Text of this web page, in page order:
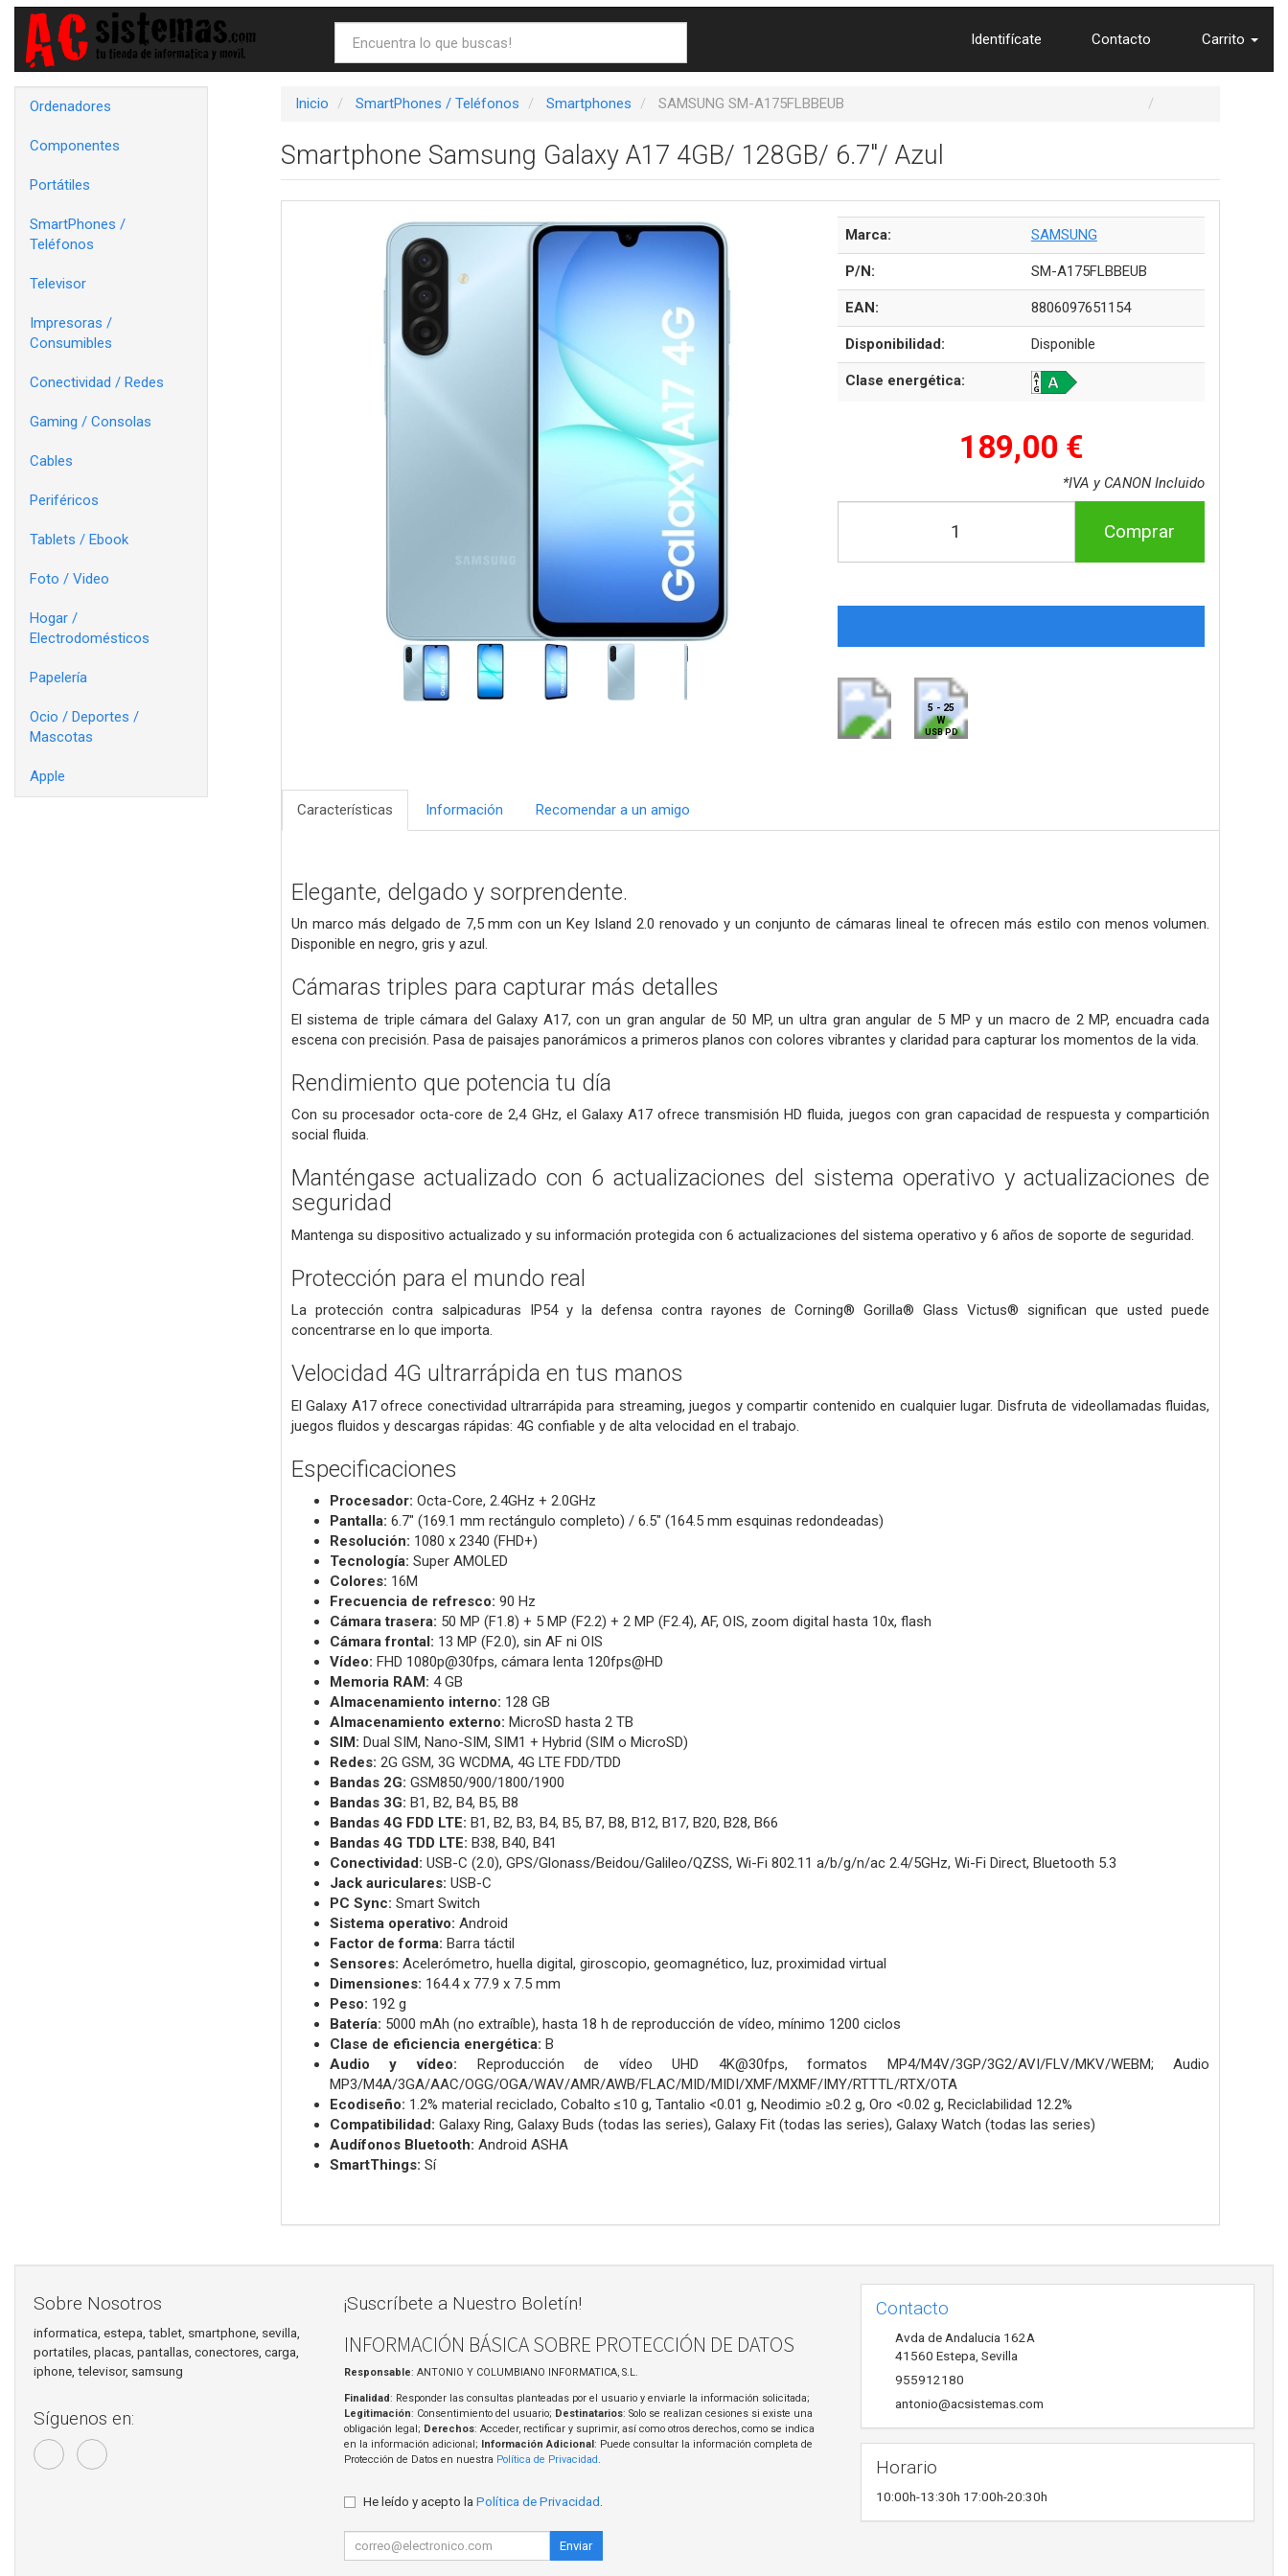
Identifícate Contacto Carrito
Ordenadores
Componentes
Portátiles
SmartPhones /
Teléfonos
Televisor
Impresoras /
Consumibles
Conectividad / Redes
Gaming / Consolas
Cables
Periféricos
Tablets / Ebook
Foto / Video
Hogar /
Electrodomésticos
Papelería
Ocio / Deportes /
Mascotas
Apple
Inicio SmartPhones / Teléfonos Smartphones SAMSUNG SM-A175FLBBEUB
Smartphone Samsung Galaxy A17 4GB/ 128GB/ 6.7"/ Azul
Marca: SAMSUNG
P/N: SM-A175FLBBEUB
EAN: 8806097651154
Disponibilidad: Disponible
Clase energética:
189,00 €
*IVA y CANON Incluido
Comprar
5 - 25
W
USB PD
Características Información Recomendar a un amigo
Elegante, delgado y sorprendente.
Un marco más delgado de 7,5 mm con un Key Island 2.0 renovado y un conjunto de cámaras lineal te ofrecen más estilo con menos volumen.
Disponible en negro, gris y azul.
Cámaras triples para capturar más detalles
El sistema de triple cámara del Galaxy A17, con un gran angular de 50 MP, un ultra gran angular de 5 MP y un macro de 2 MP, encuadra cada
escena con precisión. Pasa de paisajes panorámicos a primeros planos con colores vibrantes y claridad para capturar los momentos de la vida.
Rendimiento que potencia tu día
Con su procesador octa-core de 2,4 GHz, el Galaxy A17 ofrece transmisión HD fluida, juegos con gran capacidad de respuesta y compartición
social fluida.
Manténgase actualizado con 6 actualizaciones del sistema operativo y actualizaciones de
seguridad
Mantenga su dispositivo actualizado y su información protegida con 6 actualizaciones del sistema operativo y 6 años de soporte de seguridad.
Protección para el mundo real
La protección contra salpicaduras IP54 y la defensa contra rayones de Corning® Gorilla® Glass Victus® significan que usted puede
concentrarse en lo que importa.
Velocidad 4G ultrarrápida en tus manos
El Galaxy A17 ofrece conectividad ultrarrápida para streaming, juegos y compartir contenido en cualquier lugar. Disfruta de videollamadas fluidas,
juegos fluidos y descargas rápidas: 4G confiable y de alta velocidad en el trabajo.
Especificaciones
Procesador: Octa-Core, 2.4GHz + 2.0GHz
Pantalla: 6.7" (169.1 mm rectángulo completo) / 6.5" (164.5 mm esquinas redondeadas)
Resolución: 1080 x 2340 (FHD+)
Tecnología: Super AMOLED
Colores: 16M
Frecuencia de refresco: 90 Hz
Cámara trasera: 50 MP (F1.8) + 5 MP (F2.2) + 2 MP (F2.4), AF, OIS, zoom digital hasta 10x, flash
Cámara frontal: 13 MP (F2.0), sin AF ni OIS
Vídeo: FHD 1080p@30fps, cámara lenta 120fps@HD
Memoria RAM: 4 GB
Almacenamiento interno: 128 GB
Almacenamiento externo: MicroSD hasta 2 TB
SIM: Dual SIM, Nano-SIM, SIM1 + Hybrid (SIM o MicroSD)
Redes: 2G GSM, 3G WCDMA, 4G LTE FDD/TDD
Bandas 2G: GSM850/900/1800/1900
Bandas 3G: B1, B2, B4, B5, B8
Bandas 4G FDD LTE: B1, B2, B3, B4, B5, B7, B8, B12, B17, B20, B28, B66
Bandas 4G TDD LTE: B38, B40, B41
Conectividad: USB-C (2.0), GPS/Glonass/Beidou/Galileo/QZSS, Wi-Fi 802.11 a/b/g/n/ac 2.4/5GHz, Wi-Fi Direct, Bluetooth 5.3
Jack auriculares: USB-C
PC Sync: Smart Switch
Sistema operativo: Android
Factor de forma: Barra táctil
Sensores: Acelerómetro, huella digital, giroscopio, geomagnético, luz, proximidad virtual
Dimensiones: 164.4 x 77.9 x 7.5 mm
Peso: 192 g
Batería: 5000 mAh (no extraíble), hasta 18 h de reproducción de vídeo, mínimo 1200 ciclos
Clase de eficiencia energética: B
Audio y vídeo: Reproducción de vídeo UHD 4K@30fps, formatos MP4/M4V/3GP/3G2/AVI/FLV/MKV/WEBM; Audio
MP3/M4A/3GA/AAC/OGG/OGA/WAV/AMR/AWB/FLAC/MID/MIDI/XMF/MXMF/IMY/RTTTL/RTX/OTA
Ecodiseño: 1.2% material reciclado, Cobalto ≤10 g, Tantalio <0.01 g, Neodimio ≥0.2 g, Oro <0.02 g, Reciclabilidad 12.2%
Compatibilidad: Galaxy Ring, Galaxy Buds (todas las series), Galaxy Fit (todas las series), Galaxy Watch (todas las series)
Audífonos Bluetooth: Android ASHA
SmartThings: Sí
Sobre Nosotros
informatica, estepa, tablet, smartphone, sevilla,
portatiles, placas, pantallas, conectores, carga,
iphone, televisor, samsung
Síguenos en:
¡Suscríbete a Nuestro Boletín!
INFORMACIÓN BÁSICA SOBRE PROTECCIÓN DE DATOS
Responsable: ANTONIO Y COLUMBIANO INFORMATICA, S.L.
Finalidad: Responder las consultas planteadas por el usuario y enviarle la información solicitada;
Legitimación: Consentimiento del usuario; Destinatarios: Solo se realizan cesiones si existe una
obligación legal; Derechos: Acceder, rectificar y suprimir, así como otros derechos, como se indica
en la información adicional; Información Adicional: Puede consultar la información completa de
Protección de Datos en nuestra Política de Privacidad
He leído y acepto la Política de Privacidad
Enviar
Contacto
Avda de Andalucia 162A
41560 Estepa Sevilla
955912180
antonio@acsistemas.com
Horario
10:00h-13:30h 17:00h-20:30h